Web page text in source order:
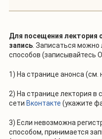
Для посещения лектория
запись . Записаться
способов (записывайтесь
1) На странице анонса (см.
2) На странице лектория в
сети Вконтакте (укажите
3) Если невозможна
способом, принимается